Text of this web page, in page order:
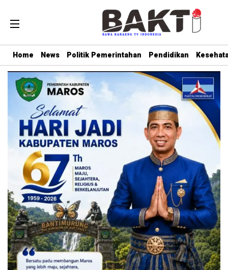
Home News Politik Pemerintahan Pendidikan